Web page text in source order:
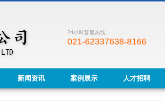
24小时客服热线
021-62337638-8166
新闻资讯 案例展示 人才招聘